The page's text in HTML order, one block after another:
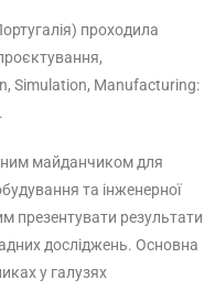
проходила
Simulation, Manufacturing:
майданчиком для
та інженерної
презентувати результати
досліджень. Основна
у галузях